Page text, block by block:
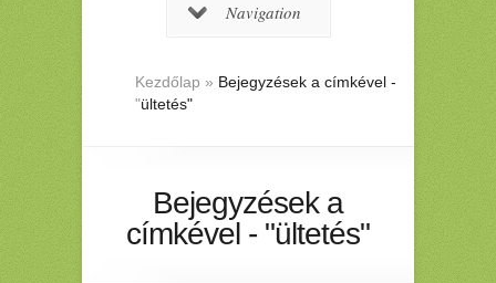
Navigation
Kezdőlap » Bejegyzések a címkével -
"ültetés"
Bejegyzések a
címkével - "ültetés"